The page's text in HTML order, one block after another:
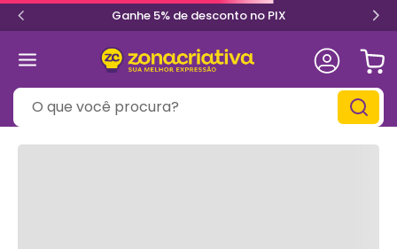
Ganhe 5% de desconto no PIX
O que você procura?